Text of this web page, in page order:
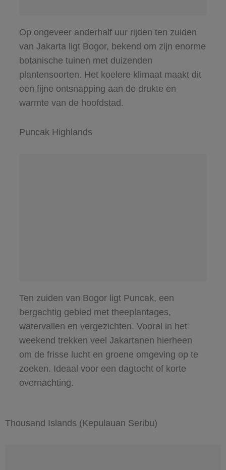
Op ongeveer anderhalf uur rijden ten zuiden
van Jakarta ligt Bogor, bekend om zijn enorme
botanische tuinen met duizenden
plantensoorten. Het koelere klimaat maakt dit
een fijne ontsnapping aan de drukte en
warmte van de hoofdstad.
Puncak Highlands
Ten zuiden van Bogor ligt Puncak, een
bergachtig gebied met theeplantages,
watervallen en vergezichten. Vooral in het
weekend trekken veel Jakartanen hierheen
om de frisse lucht en groene omgeving op te
zoeken. Ideaal voor een dagtocht of korte
overnachting.
Thousand Islands (Kepulauan Seribu)